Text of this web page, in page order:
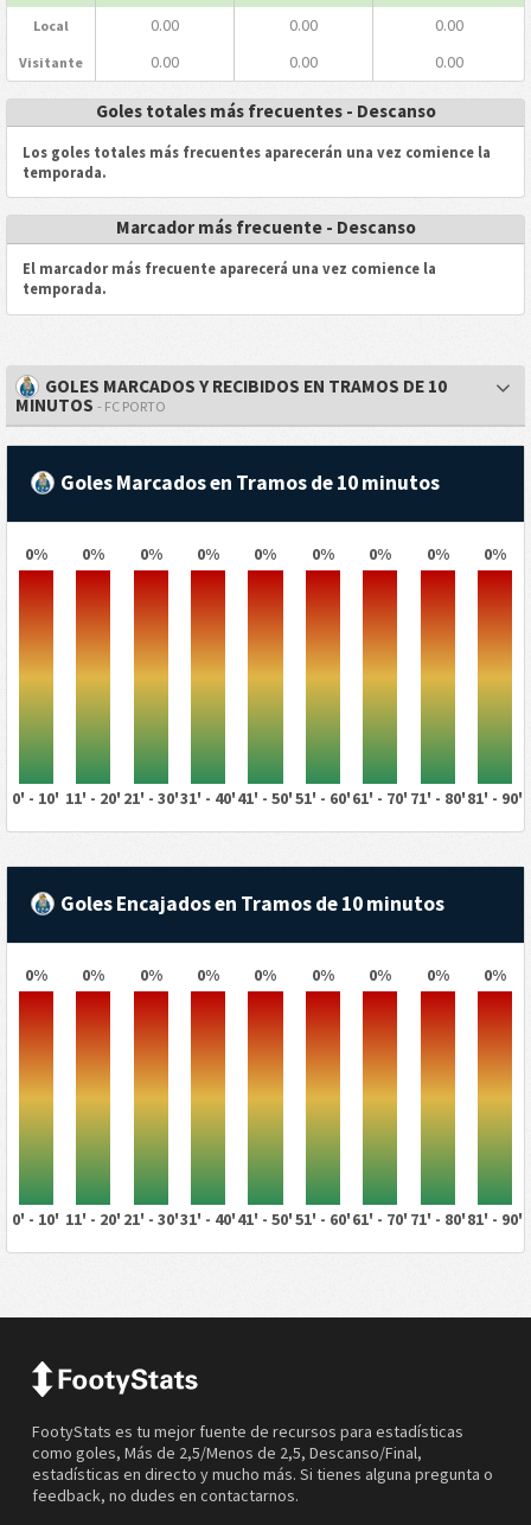
Local 0.00 0.00 0.00
Visitante 0.00 0.00 0.00
Goles totales más frecuentes - Descanso
Los goles totales más frecuentes aparecerán una vez comience la
temporada.
Marcador más frecuente - Descanso
El marcador más frecuente aparecerá una vez comience la
temporada.
GOLES MARCADOS Y RECIBIDOS EN TRAMOS DE 10
MINUTOS - FC PORTO
Goles Marcados en Tramos de 10 minutos
0% 0% 0% 0% 0% 0% 0% 0% 0%
0' - 10' 11' - 20' 21' - 30'31' - 40'41' - 50'51' - 60'61' - 70' 71' - 80'81' - 90'
Goles Encajados en Tramos de 10 minutos
0% 0% 0% 0% 0% 0% 0% 0% 0%
0' - 10' 11' - 20' 21' - 30'31' - 40'41' - 50'51' - 60'61' - 70' 71' - 80'81' - 90'
FootyStats es tu mejor fuente de recursos para estadísticas
como goles, Más de 2,5/Menos de 2,5, Descanso/Final,
estadísticas en directo y mucho más. Si tienes alguna pregunta o
feedback, no dudes en contactarnos.